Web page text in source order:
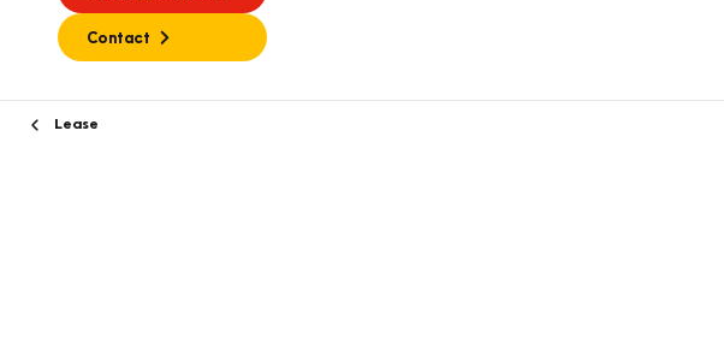
Contact
Lease